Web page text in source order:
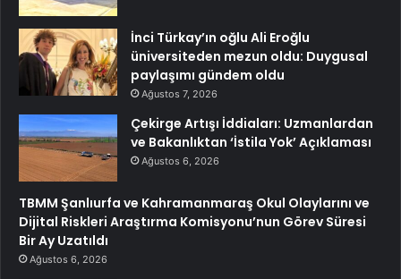
İnci Türkay’ın oğlu Ali Eroğlu
üniversiteden mezun oldu: Duygusal
paylaşımı gündem oldu
Ağustos 7, 2026
Çekirge Artışı İddiaları: Uzmanlardan
ve Bakanlıktan ‘İstila Yok’ Açıklaması
Ağustos 6, 2026
TBMM Şanlıurfa ve Kahramanmaraş Okul Olaylarını ve
Dijital Riskleri Araştırma Komisyonu’nun Görev Süresi
Bir Ay Uzatıldı
Ağustos 6, 2026